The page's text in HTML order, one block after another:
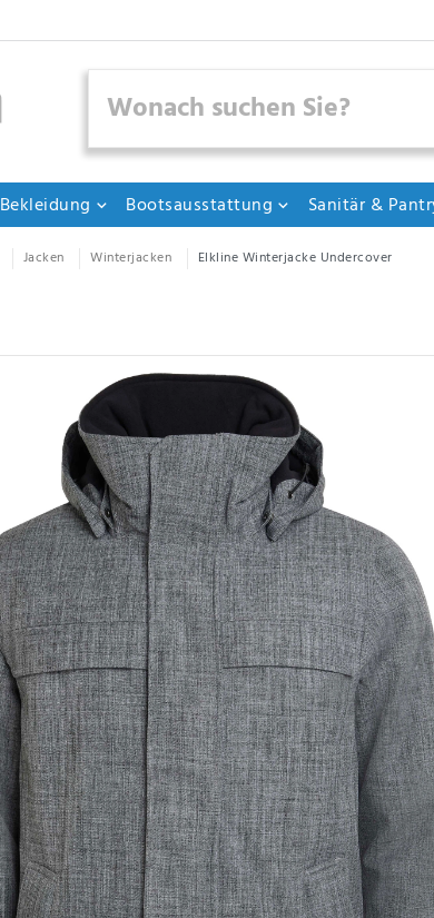
Bekleidung Bootsausstattung Sanitär &
Jacken Winterjacken Elkline Winterjacke Undercover